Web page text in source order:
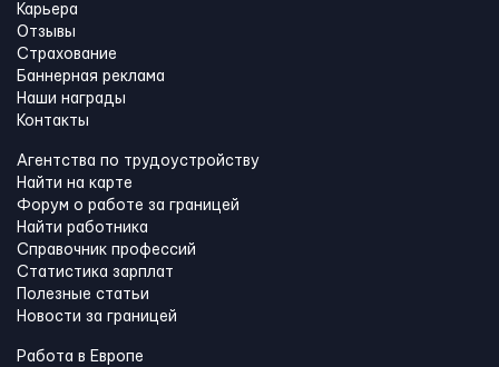
Карьера
Отзывы
Страхование
Баннерная реклама
Наши награды
Контакты
Агентства по трудоустройству
Найти на карте
Форум о работе за границей
Найти работника
Справочник профессий
Статистика зарплат
Полезные статьи
Новости за границей
Работа в Европе